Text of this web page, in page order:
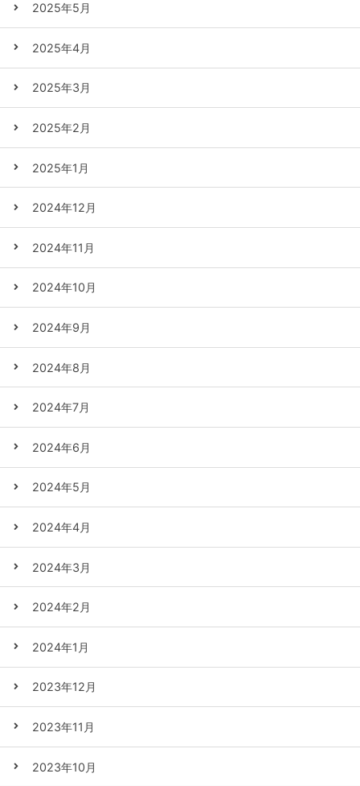
2025年5月
2025年4月
2025年3月
2025年2月
2025年1月
2024年12月
2024年11月
2024年10月
2024年9月
2024年8月
2024年7月
2024年6月
2024年5月
2024年4月
2024年3月
2024年2月
2024年1月
2023年12月
2023年11月
2023年10月